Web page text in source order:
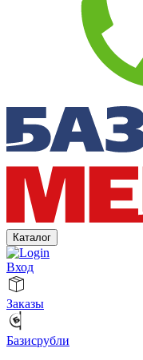
Каталог
Вход
Заказы
Базисрубли